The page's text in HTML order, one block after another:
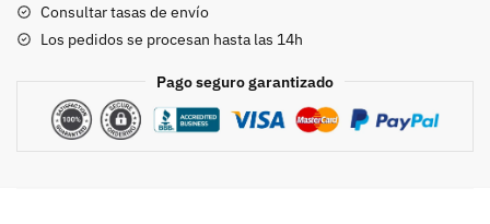
35mm
oro
cantidad
Consultar tasas de envío
Los pedidos se procesan hasta las 14h
Pago seguro garantizado